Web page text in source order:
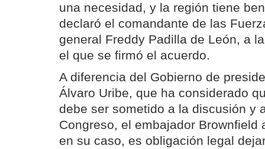
una necesidad, y la región tiene
declaró el comandante de las
general Freddy Padilla de León, a
el que se firmó el acuerdo.
A diferencia del Gobierno de
Álvaro Uribe, que ha considerado
debe ser sometido a la discusión y
Congreso, el embajador Brownfield
en su caso, es obligación legal